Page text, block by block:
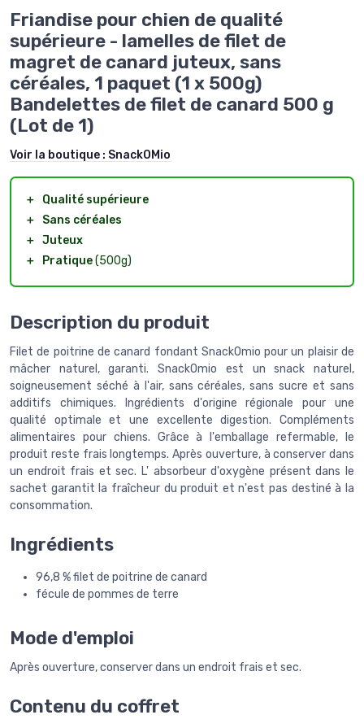
Friandise pour chien de qualité
supérieure - lamelles de filet de
magret de canard juteux, sans
céréales, 1 paquet (1 x 500g)
Bandelettes de filet de canard 500 g
(Lot de 1)
Voir la boutique : SnackOMio
＋
Qualité supérieure
＋
Sans céréales
＋ Juteux
＋
Pratique(500g)
Description du produit
Filet de poitrine de canard fondant SnackOmio pour un plaisir de
mâcher naturel, garanti. SnackOmio est un snack naturel,
soigneusement séché à l'air, sans céréales, sans sucre et sans
additifs chimiques. Ingrédients d'origine régionale pour une
qualité optimale et une excellente digestion. Compléments
alimentaires pour chiens. Grâce à l'emballage refermable, le
produit reste frais longtemps. Après ouverture, à conserver dans
un endroit frais et sec. L' absorbeur d'oxygène présent dans le
sachet garantit la fraîcheur du produit et n'est pas destiné à la
consommation.
Ingrédients
96,8 % filet de poitrine de canard
fécule de pommes de terre
Mode d'emploi
Après ouverture, conserver dans un endroit frais et sec.
Contenu du coffret